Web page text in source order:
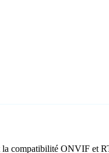
la compatibilité ONVIF et